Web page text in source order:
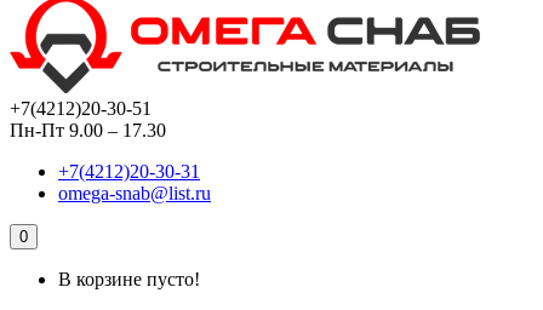
+7(4212)20-30-51
Пн-Пт 9.00 – 17.30
+7(4212)20-30-31
omega-snab@list.ru
0
В корзине пусто!